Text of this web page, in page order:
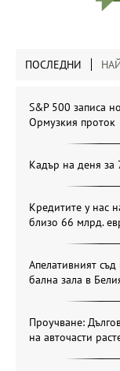
ПОСЛЕДНИ
S&P 500 записа
Ормузкия проток
Кадър на деня за
Кредитите у нас
близо 66 млрд.
Апелативният
бална зала в
Проучване:
на авточасти